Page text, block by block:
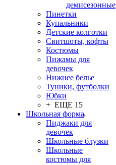
демисезонные
Пинетки
Купальники
Детские колготки
Свитшоты, кофты
Костюмы
Пижамы для
девочек
Нижнее белье
Туники, футболки
Юбки
+ ЕЩЕ 15
Школьная форма
Пиджаки для
девочек
Школьные блузки
Школьные
костюмы для